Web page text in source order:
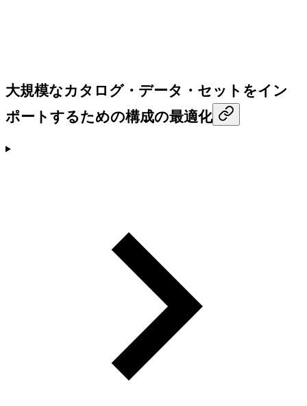
大規模なカタログ・データ・セットをイン
ポートするための構成の最適化